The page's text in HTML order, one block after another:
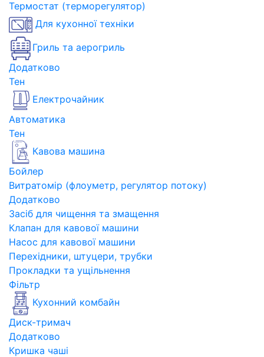
Термостат (терморегулятор)
Для кухонної техніки
Гриль та аерогриль
Додатково
Тен
Електрочайник
Автоматика
Тен
Кавова машина
Бойлер
Витратомір (флоуметр, регулятор потоку)
Додатково
Засіб для чищення та змащення
Клапан для кавової машини
Насос для кавової машини
Перехідники, штуцери, трубки
Прокладки та ущільнення
Фільтр
Кухонний комбайн
Диск-тримач
Додатково
Кришка чаші